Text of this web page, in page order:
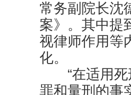
常务副院长沈
案》。其中提
视律师作用等
化。
“在适用死
罪和量刑的事